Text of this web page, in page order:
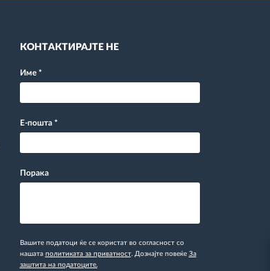
КОНТАКТИРАЈТЕ НЕ
Име *
Е-пошта *
Порака
Вашите податоци ќе се користат во согласност со
нашата политиката за приватност. Дознајте повеќе За
заштита на податоците.